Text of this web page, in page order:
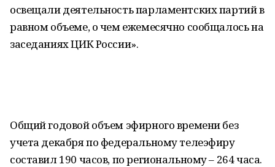
освещали деятельность парламентских партий в
равном объеме, о чем ежемесячно сообщалось на
заседаниях ЦИК России».
Общий годовой объем эфирного времени без
учета декабря по федеральному телеэфиру
составил 190 часов, по региональному – 264 часа.